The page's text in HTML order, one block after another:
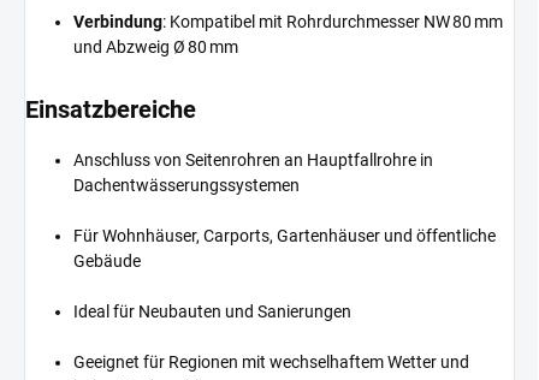
Verbindung: Kompatibel mit Rohrdurchmesser NW 80 mm
und Abzweig Ø 80 mm
Einsatzbereiche
Anschluss von Seitenrohren an Hauptfallrohre in
Dachentwässerungssystemen
Für Wohnhäuser, Carports, Gartenhäuser und öffentliche
Gebäude
Ideal für Neubauten und Sanierungen
Geeignet für Regionen mit wechselhaftem Wetter und